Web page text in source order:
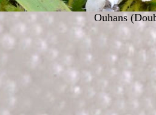
Ouhans